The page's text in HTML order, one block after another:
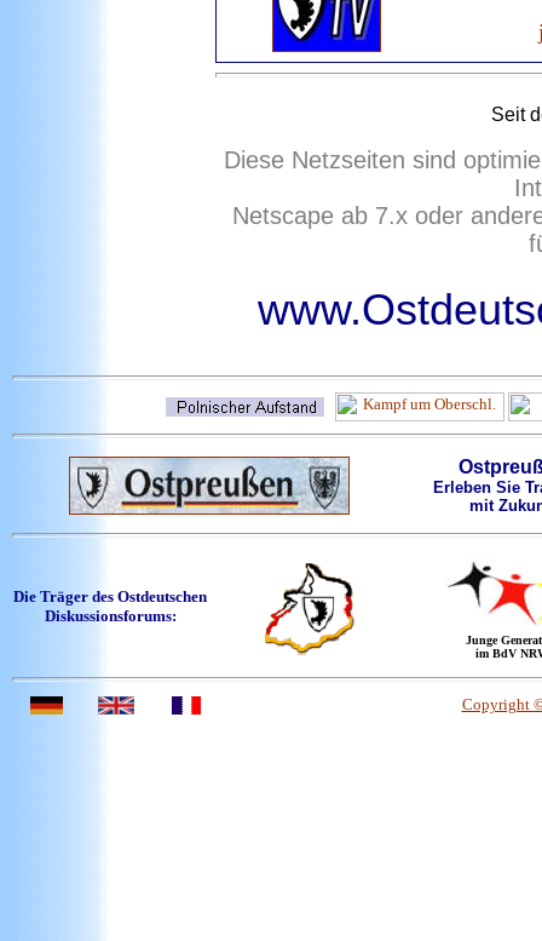
Seit
Diese Netzseiten sind
Netscape ab 7.x oder
Erleben Sie
mit
Die Träger des Ostdeutschen
Diskussionsforums:
Junge
im BdV
Copyright